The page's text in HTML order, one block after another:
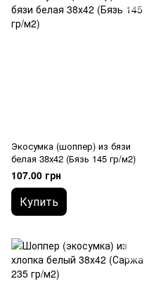
Экосумка (шоппер) из бязи
белая 38х42 (Бязь 145 гр/м2)
107.00 грн
Купить